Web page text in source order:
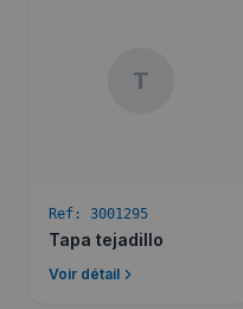
T
Ref: 3001295
Tapa tejadillo
Voir détail